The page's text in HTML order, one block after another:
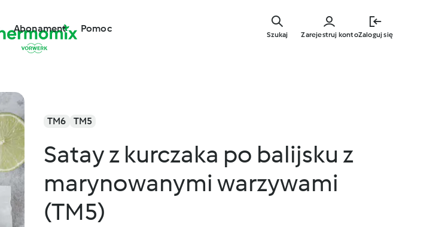
głównej
Abonament Pomoc
Zarejestruj kontoZaloguj się
Szukaj
TM6 TM5
Satay z kurczaka po balijsku z
marynowanymi warzywami
(TM5)